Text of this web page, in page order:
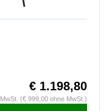
€ 1.198,80
(€ 999,00 ohne MwSt.)